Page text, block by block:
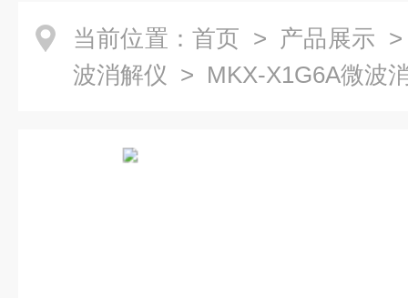
当前位置： 首页 > 产品展示
波消解仪 > MKX-X1G6A微波